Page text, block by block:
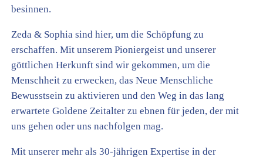
besinnen.
Zeda & Sophia sind hier, um die Schöpfung zu
erschaffen. Mit unserem Pioniergeist und unserer
göttlichen Herkunft sind wir gekommen, um die
Menschheit zu erwecken, das Neue Menschliche
Bewusstsein zu aktivieren und den Weg in das lang
erwartete Goldene Zeitalter zu ebnen für jeden, der mit
uns gehen oder uns nachfolgen mag.
Mit unserer mehr als 30-jährigen Expertise in der